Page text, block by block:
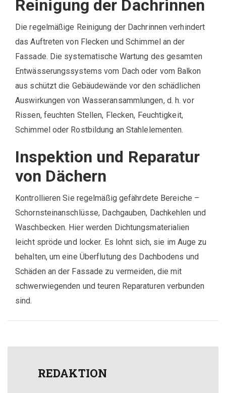
Reinigung der Dachrinnen
Die regelmäßige Reinigung der Dachrinnen verhindert
das Auftreten von Flecken und Schimmel an der
Fassade. Die systematische Wartung des gesamten
Entwässerungssystems vom Dach oder vom Balkon
aus schützt die Gebäudewände vor den schädlichen
Auswirkungen von Wasseransammlungen, d. h. vor
Rissen, feuchten Stellen, Flecken, Feuchtigkeit,
Schimmel oder Rostbildung an Stahlelementen.
Inspektion und Reparatur
von Dächern
Kontrollieren Sie regelmäßig gefährdete Bereiche –
Schornsteinanschlüsse, Dachgauben, Dachkehlen und
Waschbecken. Hier werden Dichtungsmaterialien
leicht spröde und locker. Es lohnt sich, sie im Auge zu
behalten, um eine Überflutung des Dachbodens und
Schäden an der Fassade zu vermeiden, die mit
schwerwiegenden und teuren Reparaturen verbunden
sind.
REDAKTION